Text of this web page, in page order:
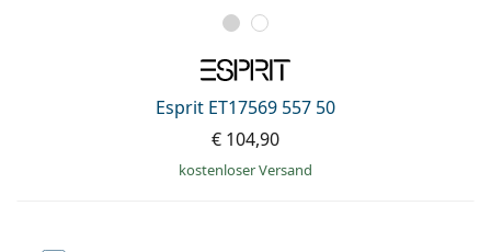
Esprit ET17569 557 50
€ 104,90
kostenloser Versand